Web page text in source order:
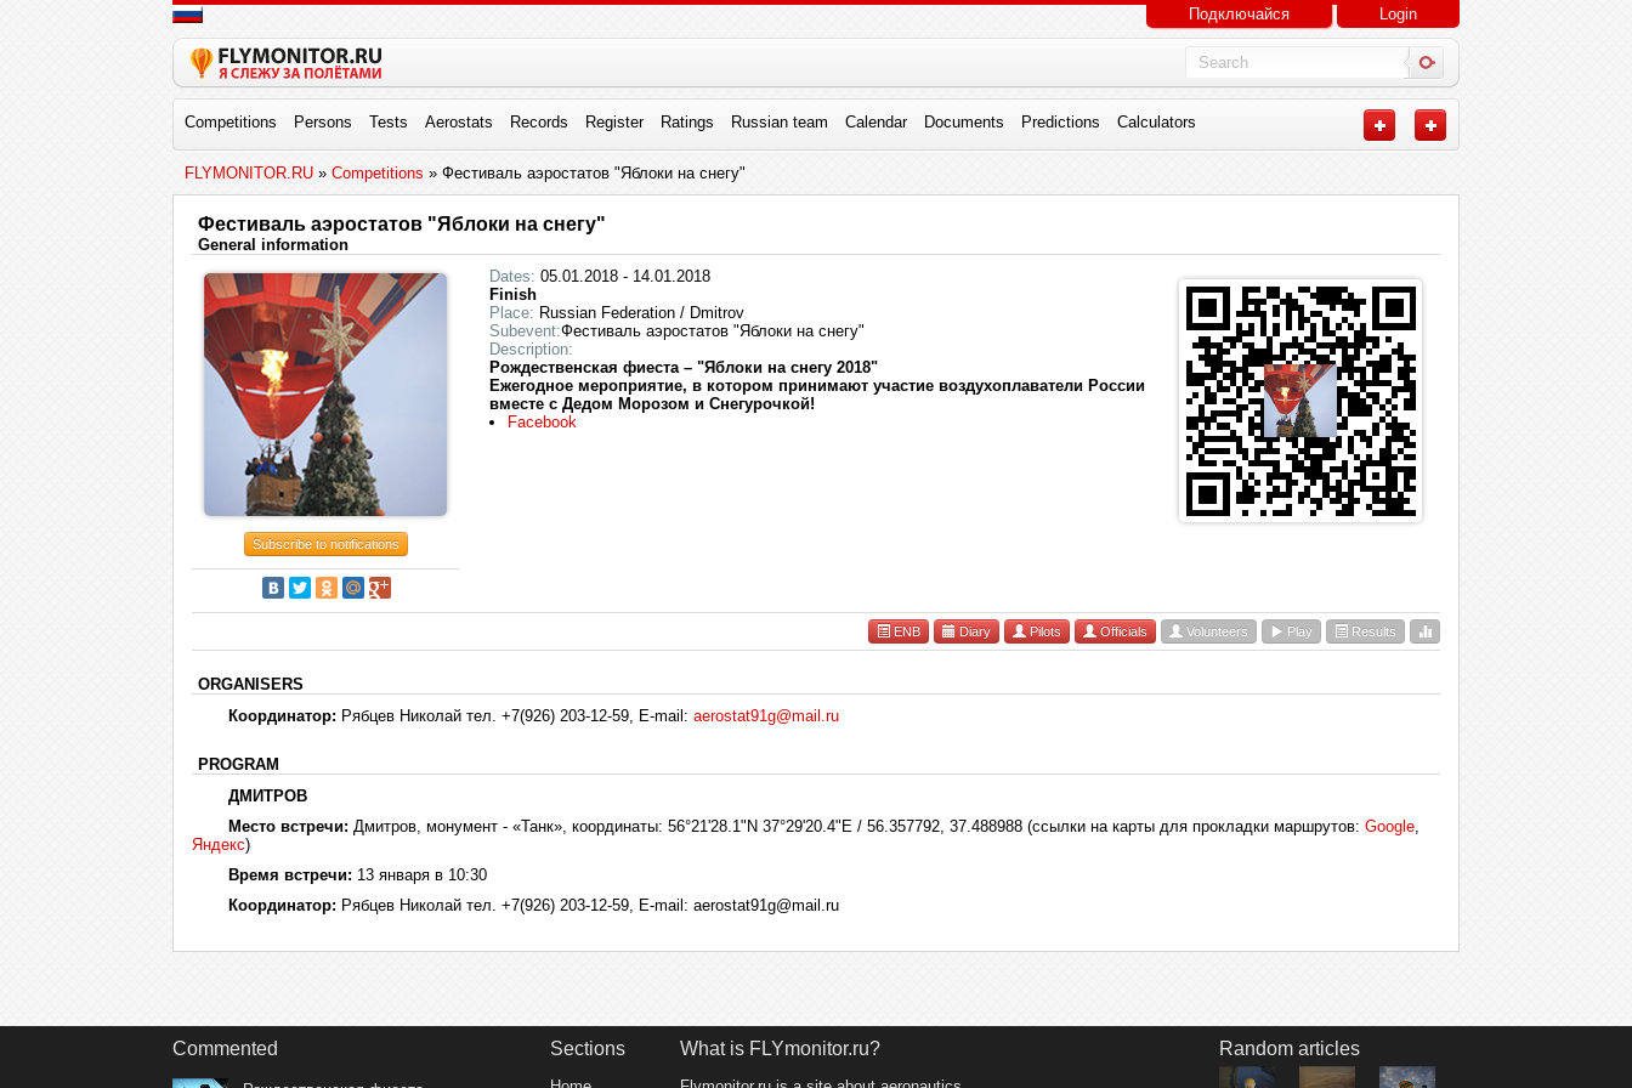
Подключайся Login
Competitions Persons Tests Aerostats Records Register Ratings Russian team Calendar Documents Predictions Calculators
FLYMONITOR.RU » Competitions » Фестиваль аэростатов "Яблоки на снегу"
Фестиваль аэростатов "Яблоки на снегу"
General information
Subscribe to notifications
Dates: 05.01.2018 - 14.01.2018
Finish
Place: Russian Federation / Dmitrov
Subevent:Фестиваль аэростатов "Яблоки на снегу"
Description:
Рождественская фиеста – "Яблоки на снегу 2018"
Ежегодное мероприятие, в котором принимают участие воздухоплаватели России
вместе с Дедом Морозом и Снегурочкой!
Facebook
ENB Diary Pilots Officials Volunteers Play Results
ORGANISERS
Координатор: Рябцев Николай тел. +7(926) 203-12-59, E-mail: aerostat91g@mail.ru
PROGRAM
ДМИТРОВ
Место встречи: Дмитров, монумент - «Танк», координаты: 56°21'28.1"N 37°29'20.4"E / 56.357792, 37.488988 (ссылки на карты для прокладки маршрутов: Google,
Яндекс)
Время встречи: 13 января в 10:30
Координатор: Рябцев Николай тел. +7(926) 203-12-59, E-mail: aerostat91g@mail.ru
Commented Sections What is FLYmonitor.ru? Random articles